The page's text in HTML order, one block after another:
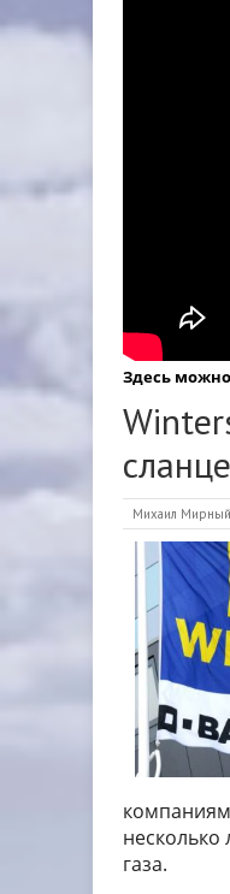
Здесь можно
Михаил Мирный
газа.